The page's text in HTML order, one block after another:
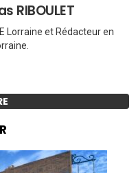
RIBOULET
Lorraine et Rédacteur en